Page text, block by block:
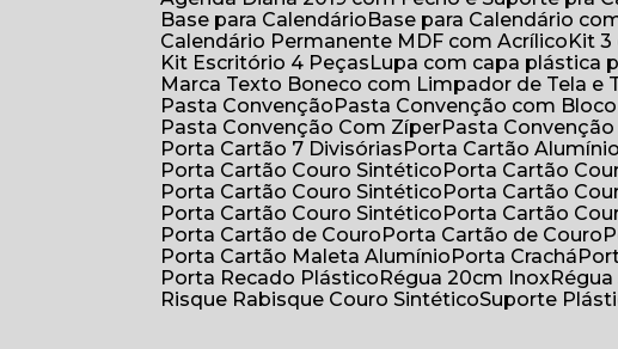
Base para Calendário
Base para Calendário
Calendário Permanente MDF com Acrílico
Kit
Kit Escritório 4 Peças
Lupa com capa plástica
Marca Texto Boneco com Limpador de Tela e
Pasta Convenção
Pasta Convenção com Bloco
Pasta Convenção Com Zíper
Pasta
Porta Cartão 7 Divisórias
Porta Cartão Alumínio
Porta Cartão Couro Sintético
Porta Cartão
Porta Cartão Couro Sintético
Porta Cartão
Porta Cartão Couro Sintético
Porta Cartão
Porta Cartão de Couro
Porta Cartão de Couro
Porta Cartão Maleta Alumínio
Porta Crachá
Porta Recado Plástico
Régua 20cm Inox
Risque Rabisque Couro Sintético
Suporte